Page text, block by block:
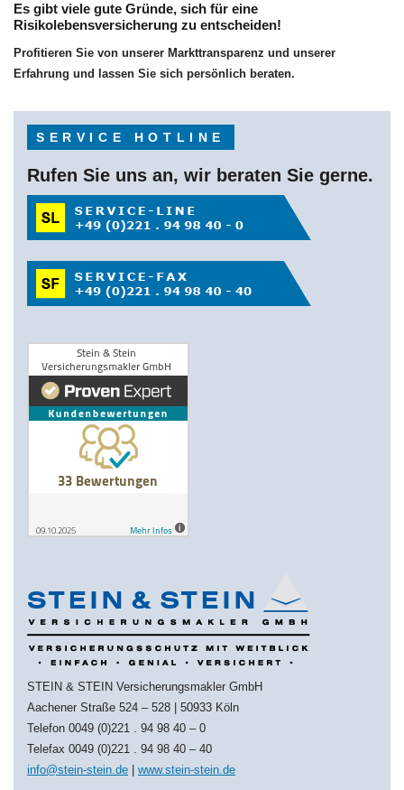
Es gibt viele gute Gründe, sich für eine
Risikolebensversicherung zu entscheiden!
Profitieren Sie von unserer Markttransparenz und unserer
Erfahrung und lassen Sie sich persönlich beraten.
SERVICE HOTLINE
Rufen Sie uns an, wir beraten Sie gerne.
STEIN & STEIN Versicherungsmakler GmbH
Aachener Straße 524 – 528 | 50933 Köln
Telefon 0049 (0)221 . 94 98 40 – 0
Telefax 0049 (0)221 . 94 98 40 – 40
info@stein-stein.de
www.stein-stein.de